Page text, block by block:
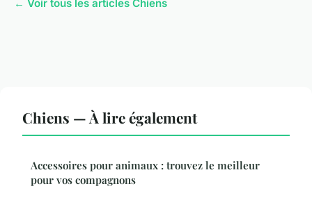
← Voir tous les articles Chiens
Chiens — À lire également
Accessoires pour animaux : trouvez le meilleur
pour vos compagnons